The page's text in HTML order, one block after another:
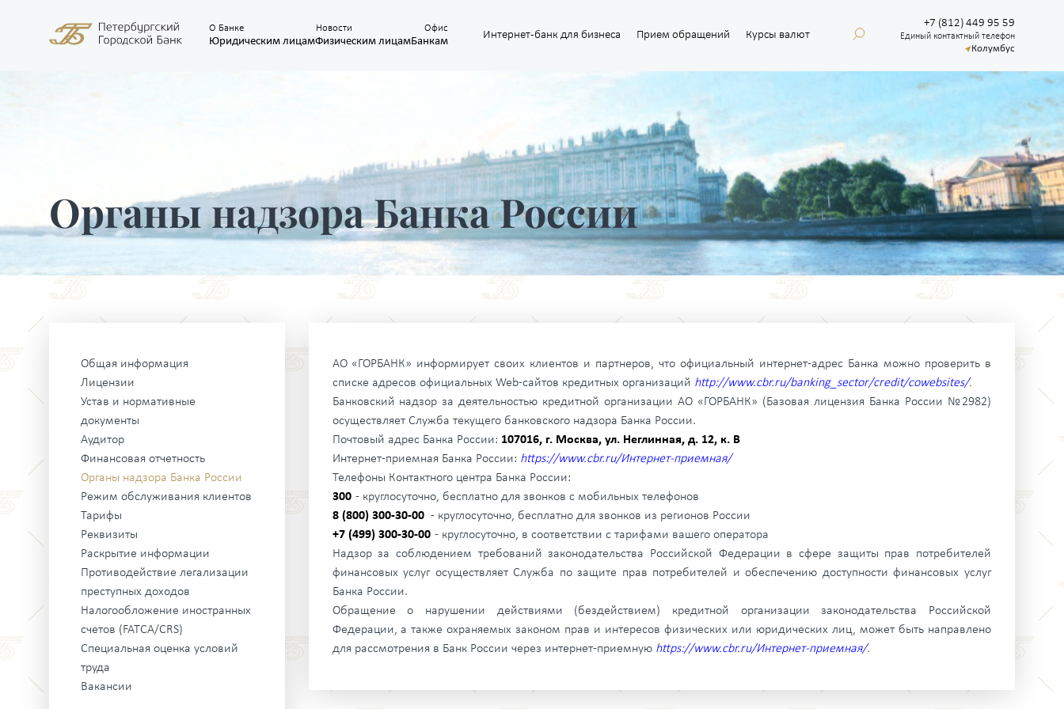
О Банке Новости Офис
Юридическим лицамФизическим лицамБанкам
Интернет-банк для бизнеса Прием обращений Курсы валют
+7 (812) 449 95 59
Единый контактный телефон
Колумбус
Органы надзора Банка России
Общая информация
Лицензии
Устав и нормативные
документы
Аудитор
Финансовая отчетность
Органы надзора Банка России
Режим обслуживания клиентов
Тарифы
Реквизиты
Раскрытие информации
Противодействие легализации
преступных доходов
Налогообложение иностранных
счетов (FATCA/CRS)
Специальная оценка условий
труда
Вакансии
АО «ГОРБАНК» информирует своих клиентов и партнеров, что официальный интернет-адрес Банка можно проверить в
списке адресов официальных Web-сайтов кредитных организаций http://www.cbr.ru/banking_sector/credit/cowebsites/.
Банковский надзор за деятельностью кредитной организации АО «ГОРБАНК» (Базовая лицензия Банка России №2982)
осуществляет Служба текущего банковского надзора Банка России.
Почтовый адрес Банка России: 107016, г. Москва, ул. Неглинная, д. 12, к. В
Интернет-приемная Банка России: https://www.cbr.ru/Интернет-приемная/
Телефоны Контактного центра Банка России:
300- круглосуточно, бесплатно для звонков с мобильных телефонов
8 (800) 300-30-00 - круглосуточно, бесплатно для звонков из регионов России
+7 (499) 300-30-00- круглосуточно, в соответствии с тарифами вашего оператора
Надзор за соблюдением требований законодательства Российской Федерации в сфере защиты прав потребителей
финансовых услуг осуществляет Служба по защите прав потребителей и обеспечению доступности финансовых услуг
Банка России.
Обращение о нарушении действиями (бездействием) кредитной организации законодательства Российской
Федерации, а также охраняемых законом прав и интересов физических или юридических лиц, может быть направлено
для рассмотрения в Банк России через интернет-приемную https://www.cbr.ru/Интернет-приемная/.